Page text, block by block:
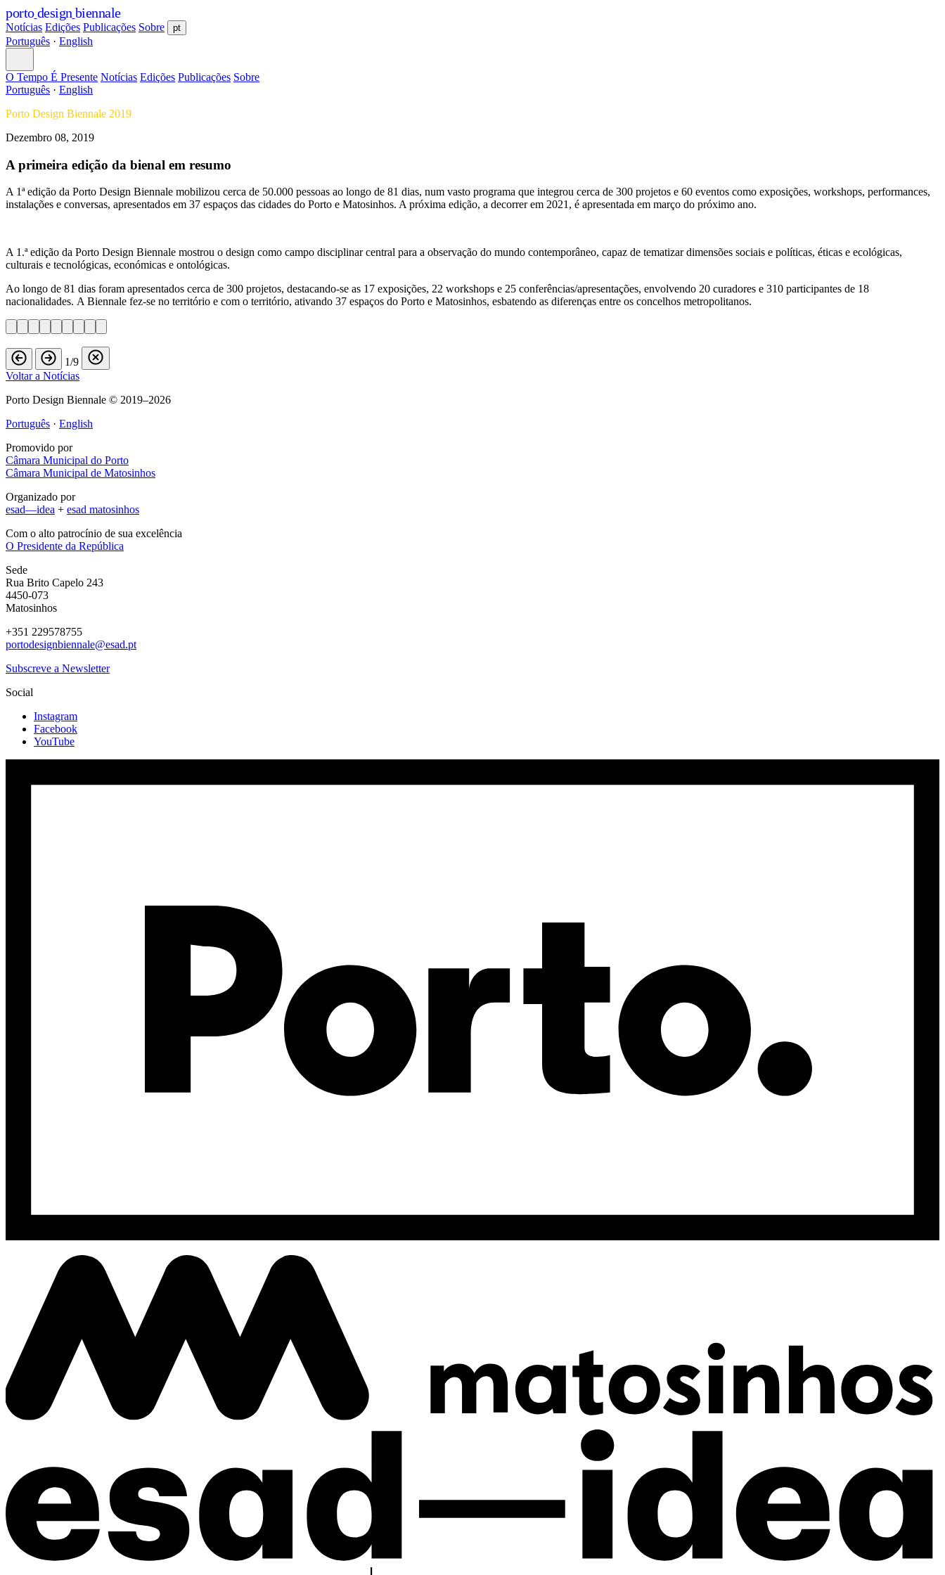
porto design biennale
Notícias Edições Publicações Sobre pt
Português · English
O Tempo É Presente Notícias Edições Publicações Sobre
Português · English
Porto Design Biennale 2019
Dezembro 08, 2019
A primeira edição da bienal em resumo
A 1ª edição da Porto Design Biennale mobilizou cerca de 50.000 pessoas ao longo de 81 dias, num vasto programa que integrou cerca de 300 projetos e 60 eventos como exposições, workshops, performances,
instalações e conversas, apresentados em 37 espaços das cidades do Porto e Matosinhos. A próxima edição, a decorrer em 2021, é apresentada em março do próximo ano.
A 1.ª edição da Porto Design Biennale mostrou o design como campo disciplinar central para a observação do mundo contemporâneo, capaz de tematizar dimensões sociais e políticas, éticas e ecológicas,
culturais e tecnológicas, económicas e ontológicas.
Ao longo de 81 dias foram apresentados cerca de 300 projetos, destacando-se as 17 exposições, 22 workshops e 25 conferências/apresentações, envolvendo 20 curadores e 310 participantes de 18
nacionalidades. A Biennale fez-se no território e com o território, ativando 37 espaços do Porto e Matosinhos, esbatendo as diferenças entre os concelhos metropolitanos.
1/9
Voltar a Notícias
Porto Design Biennale © 2019–2026
Português · English
Promovido por
Câmara Municipal do Porto
Câmara Municipal de Matosinhos
Organizado por
esad—idea + esad matosinhos
Com o alto patrocínio de sua excelência
O Presidente da República
Sede
Rua Brito Capelo 243
4450-073
Matosinhos
+351 229578755
portodesignbiennale@esad.pt
Subscreve a Newsletter
Social
Instagram
Facebook
YouTube